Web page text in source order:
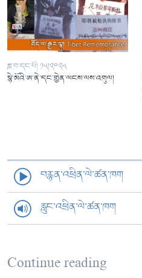
ཟླ་བ་དང་པོ། ༡༥།༢༠༢༥
སྙེ་མོའི་ཨ་ནེ་དང་གྱེན་ལངས་ལས་འགུལ།
བརྙན་འཕྲིན་ལེ་ཚན་ཁག
རླུང་འཕྲིན་ལེ་ཚན་ཁག
Continue reading